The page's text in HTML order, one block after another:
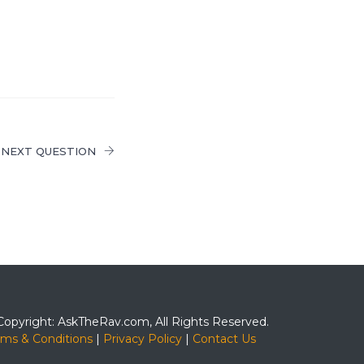
NEXT QUESTION
AskTheRav.com, All Rights Reserved.
& Conditions | Privacy Policy | Contact Us